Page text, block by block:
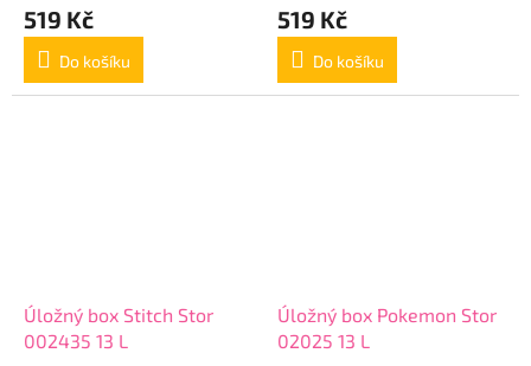
519 Kč
Do košíku
519 Kč
Do košíku
Úložný box Stitch Stor
002435 13 L
Úložný box Pokemon Stor
02025 13 L